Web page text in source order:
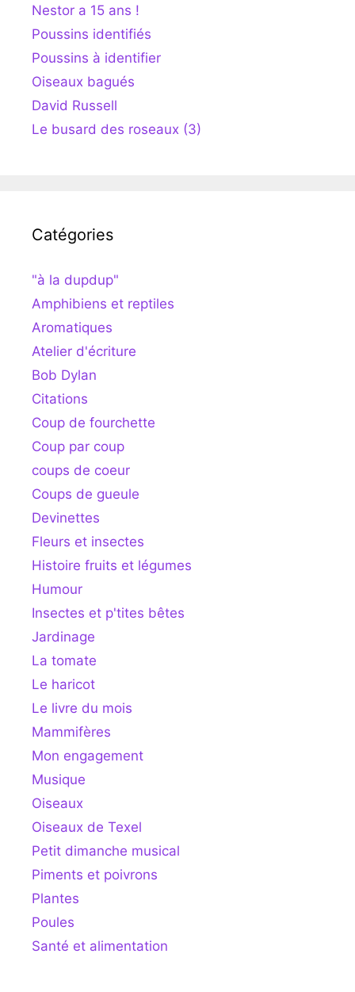
Nestor a 15 ans !
Poussins identifiés
Poussins à identifier
Oiseaux bagués
David Russell
Le busard des roseaux (3)
Catégories
"à la dupdup"
Amphibiens et reptiles
Aromatiques
Atelier d'écriture
Bob Dylan
Citations
Coup de fourchette
Coup par coup
coups de coeur
Coups de gueule
Devinettes
Fleurs et insectes
Histoire fruits et légumes
Humour
Insectes et p'tites bêtes
Jardinage
La tomate
Le haricot
Le livre du mois
Mammifères
Mon engagement
Musique
Oiseaux
Oiseaux de Texel
Petit dimanche musical
Piments et poivrons
Plantes
Poules
Santé et alimentation